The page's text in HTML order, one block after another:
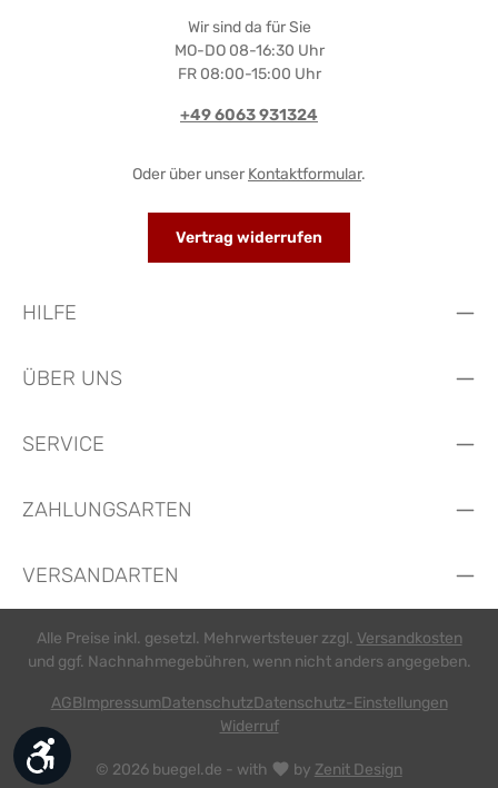
Wir sind da für Sie
MO-DO 08-16:30 Uhr
FR 08:00-15:00 Uhr
+49 6063 931324
Oder über unser Kontaktformular.
Vertrag widerrufen
HILFE
ÜBER UNS
SERVICE
ZAHLUNGSARTEN
VERSANDARTEN
Alle Preise inkl. gesetzl. Mehrwertsteuer zzgl. Versandkosten
und ggf. Nachnahmegebühren, wenn nicht anders angegeben.
© 2026 buegel.de - with by Zenit Design
AGBImpressumDatenschutzDatenschutz-Einstellungen
Widerruf
Werkzeugleiste anzeigen